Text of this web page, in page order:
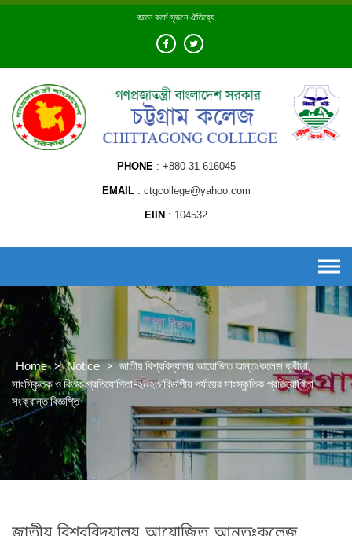
Skip
জ্ঞানে কর্মে সৃজনে ঐতিহ্যে
PHONE +880 31-616045
EMAIL ctgcollege@yahoo.com
EIIN 104532
Home > Notice > জাতীয় বিশ্ববিদ্যালয় আয়োজিত আন্তঃকলেজ ক্রীড়া,
সাংস্কৃিতক ও বির্তক প্রতিযোগিতা-২০২৩ বিভাগীয় পর্যায়ের সাংস্কৃতিক প্রতিযোগিতা
সংক্রান্ত বিজ্ঞপ্তি